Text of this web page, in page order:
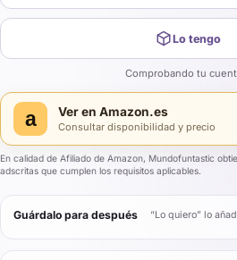
Lo tengo
Comprobando tu
a Ver en Amazon.es
Consultar disponibilidad y precio
En calidad de Afiliado de Amazon, Mundofuntastic
adscritas que cumplen los requisitos aplicables.
Guárdalo para después “Lo quiero” lo